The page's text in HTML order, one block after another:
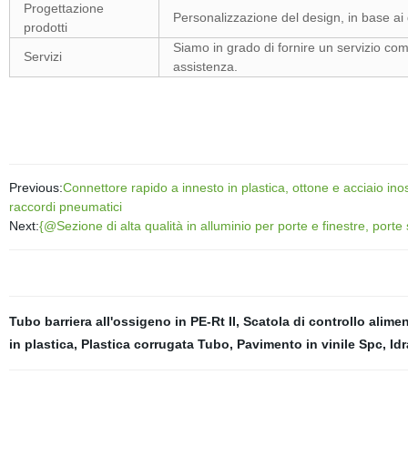
Progettazione
prodotti
Personalizzazione del design, in base
Servizi
Siamo in grado di fornire un servizio
assistenza.
Previous:Connettore rapido a innesto in plastica, ottone e acciaio
raccordi pneumatici
Next:{@Sezione di alta qualità in alluminio per porte e finestre,
Tubo barriera all'ossigeno in PE-Rt II, Scatola di controllo
in plastica, Plastica corrugata Tubo, Pavimento in vinile Spc,